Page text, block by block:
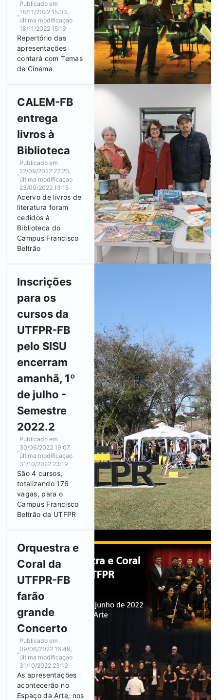
Publicado em
18/11/2022 15:03,
última modificaçao
18/11/2022 15:19
Repertório das
apresentações
contará com Temas
de Cinema
CALEM-FB
entrega
livros à
Biblioteca
Publicado em
22/09/2022 22:20,
última modificaçao
23/09/2022 13:15
Acervo de livros de
literatura foram
cedidos à
Biblioteca do
Campus Francisco
Beltrão
Inscrições
para os
cursos da
UTFPR-FB
pelo SISU
encerram
amanhã, 1º
de julho -
Semestre
2022.2
Publicado em
30/06/2022 19:07,
última modificaçao
31/10/2022 23:19
São 4 cursos,
totalizando 176
vagas, para o
Campus Francisco
Beltrão da UTFPR
Orquestra e
Coral da
UTFPR-FB
farão
grande
Concerto
Publicado em
09/06/2022 16:49,
última modificaçao
31/10/2022 23:19
As apresentações
acontecerão no
Espaço da Arte, nos